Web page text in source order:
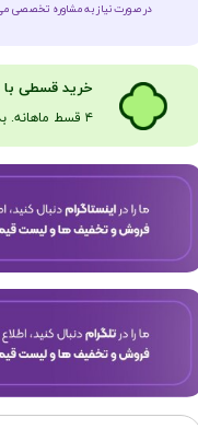
در صورت نیاز به مشاوره تخصصی
​​​خرید قسطی
۴ قسط ماهانه. بدون سود، چک و ضامن​​​​​​​